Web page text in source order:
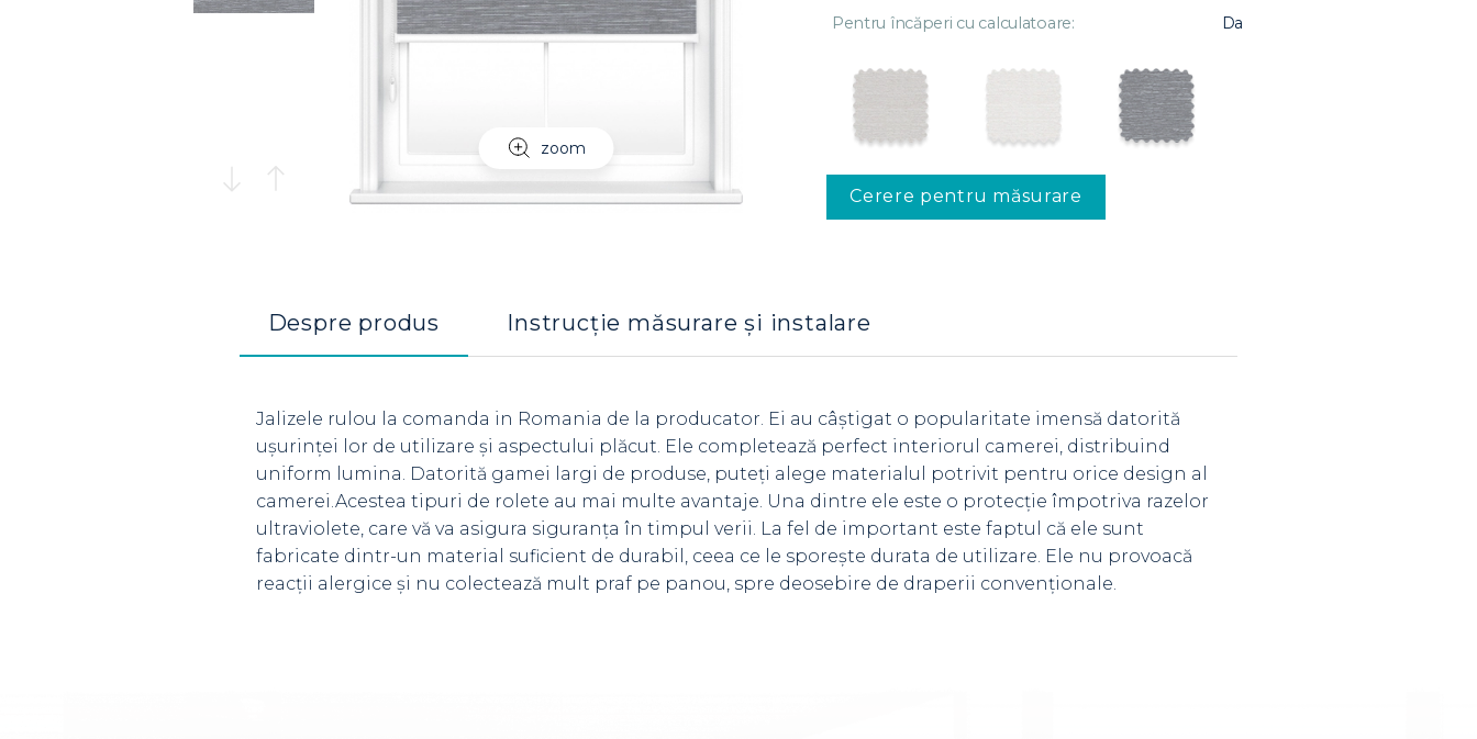
zoom
Pentru încăperi cu calculatoare:
Da
Cerere pentru măsurare
Despre produs Instrucție măsurare și instalare
Jalizele rulou la comanda in Romania de la producator. Ei au câștigat o popularitate imensă datorită
ușurinței lor de utilizare și aspectului plăcut. Ele completează perfect interiorul camerei, distribuind
uniform lumina. Datorită gamei largi de produse, puteți alege materialul potrivit pentru orice design al
camerei.Acestea tipuri de rolete au mai multe avantaje. Una dintre ele este o protecție împotriva razelor
ultraviolete, care vă va asigura siguranța în timpul verii. La fel de important este faptul că ele sunt
fabricate dintr-un material suficient de durabil, ceea ce le sporește durata de utilizare. Ele nu provoacă
reacții alergice și nu colectează mult praf pe panou, spre deosebire de draperii convenționale.